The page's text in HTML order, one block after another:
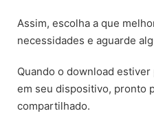
Assim, escolha a que
necessidades e aguarde
Quando o download
em seu dispositivo, pronto
compartilhado.